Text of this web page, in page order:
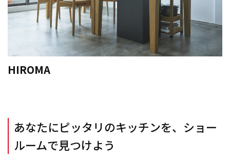
HIROMA
あなたにピッタリのキッチンを、ショー
ルームで見つけよう